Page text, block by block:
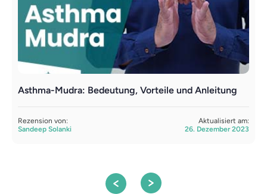
Asthma-Mudra: Bedeutung, Vorteile und Anleitung
Rezension von:
Sandeep Solanki
Aktualisiert am:
26. Dezember 2023